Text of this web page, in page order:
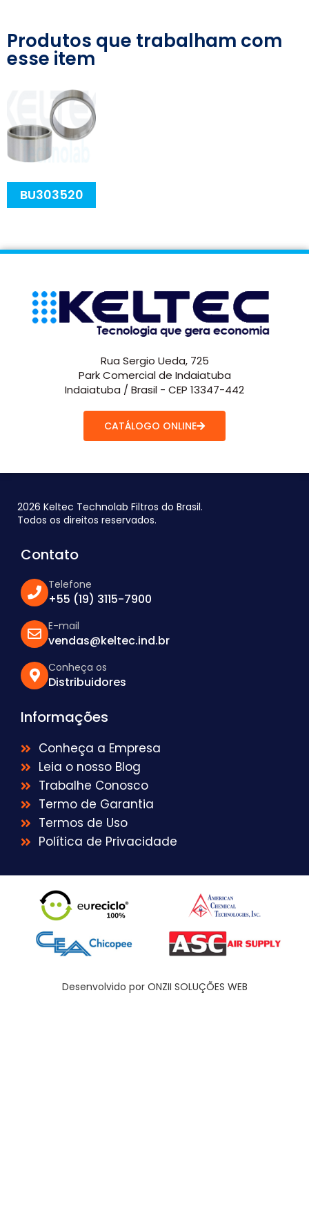
Produtos que trabalham com
esse item
BU303520
Rua Sergio Ueda, 725
Park Comercial de Indaiatuba
Indaiatuba / Brasil - CEP 13347-442
CATÁLOGO ONLINE
2026 Keltec Technolab Filtros do Brasil.
Todos os direitos reservados.
Contato
Telefone
+55 (19) 3115-7900
E-mail
vendas@keltec.ind.br
Conheça os
Distribuidores
Informações
Conheça a Empresa
Leia o nosso Blog
Trabalhe Conosco
Termo de Garantia
Termos de Uso
Política de Privacidade
Desenvolvido por ONZII SOLUÇÕES WEB